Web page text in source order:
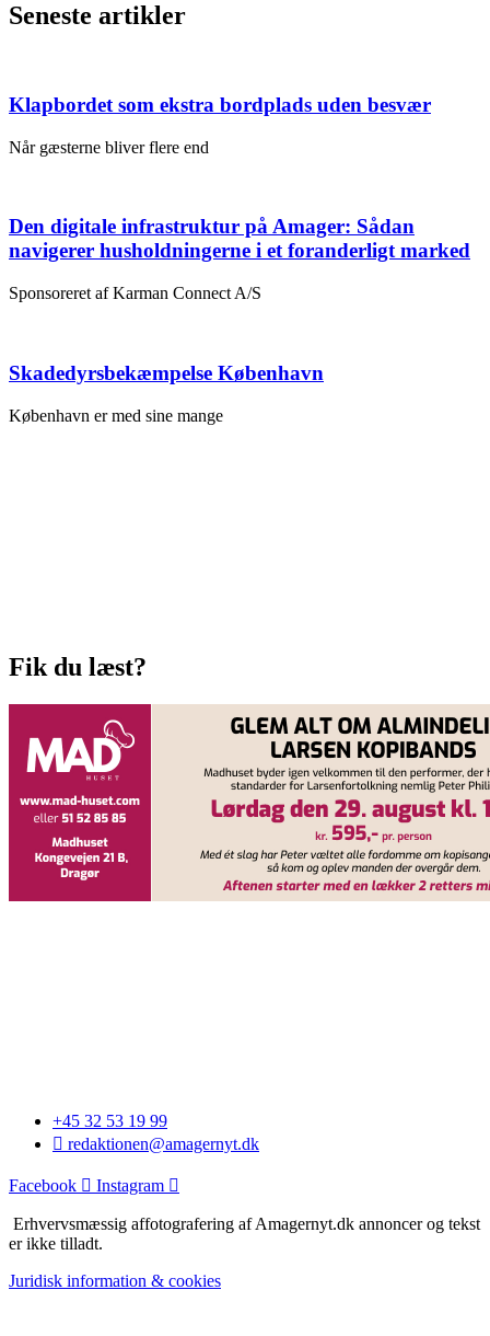
Seneste artikler
Klapbordet som ekstra bordplads uden besvær
Når gæsterne bliver flere end
Den digitale infrastruktur på Amager: Sådan
navigerer husholdningerne i et foranderligt marked
Sponsoreret af Karman Connect A/S
Skadedyrsbekæmpelse København
København er med sine mange
Fik du læst?
+45 32 53 19 99
redaktionen@amagernyt.dk
Facebook Instagram
Erhvervsmæssig affotografering af Amagernyt.dk annoncer og tekst
er ikke tilladt.
Juridisk information & cookies